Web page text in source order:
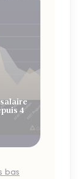
salaire
4
bas